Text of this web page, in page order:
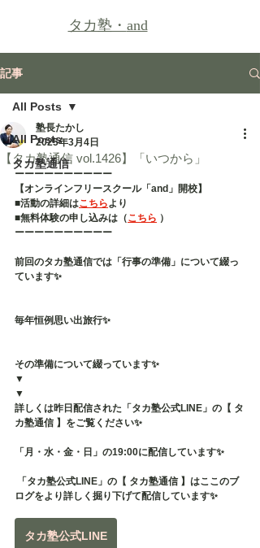
タカ塾・and
記事
All Posts
タカ塾通信
All Posts
【タカ塾通信 vol.1426】「いつから」
塾長たかし
2025年3月4日
ーーーーーーーーーー
【オンラインフリースクール「and」開校】
■活動の詳細はこちらより
■無料体験の申し込みは（こちら ）
ーーーーーーーーーー
前回のタカ塾通信では「行事の準備」について綴っ
ています✨
毎年恒例思い出旅行✨
その準備について綴っています✨
▼
▼
詳しくは昨日配信された「タカ塾公式LINE」の【 タ
カ塾通信 】をご覧ください✨
「月・水・金・日」の19:00に配信しています✨
「タカ塾公式LINE」の【 タカ塾通信 】はここのブ
ログをより詳しく掘り下げて配信しています✨
タカ塾公式LINE